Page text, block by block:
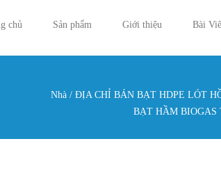
chủ
Sản phẩm Giới thiệu Bài
Bạn đang ở đây
Nhà / ĐỊA CHỈ BÁN BẠT HDPE LÓT
BẠT HẦM BIOGAS